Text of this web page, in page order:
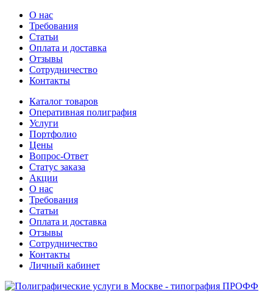
О нас
Требования
Статьи
Оплата и доставка
Отзывы
Сотрудничество
Контакты
Каталог товаров
Оперативная полиграфия
Услуги
Портфолио
Цены
Вопрос-Ответ
Статус заказа
Акции
О нас
Требования
Статьи
Оплата и доставка
Отзывы
Сотрудничество
Контакты
Личный кабинет